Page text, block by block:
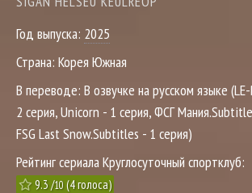
Год выпуска: 2025
Страна: Корея Южная
В переводе: В озвучке на русском языке
2 серия, Unicorn - 1 серия, ФСГ
FSG Last Snow.Subtitles - 1 серия)
Рейтинг сериала Круглосуточный спортклуб:
9.3/10(4голоса)